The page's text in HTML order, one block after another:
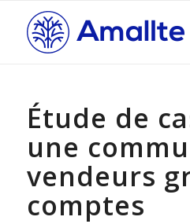
Étude de
une
vendeurs
comptes